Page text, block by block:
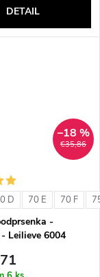
DETAIL
€35,86
–18 %
D 70 E 70 F
-
Leilieve 6004